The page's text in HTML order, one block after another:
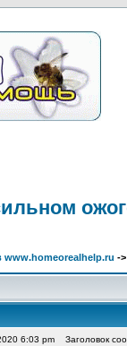
-
6:03 pm Заголовок